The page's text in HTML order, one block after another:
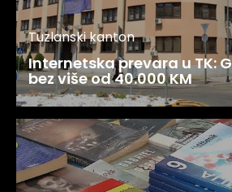
Tuzlanski kanton
Internetska prevara u TK:
bez više od 40.000 KM